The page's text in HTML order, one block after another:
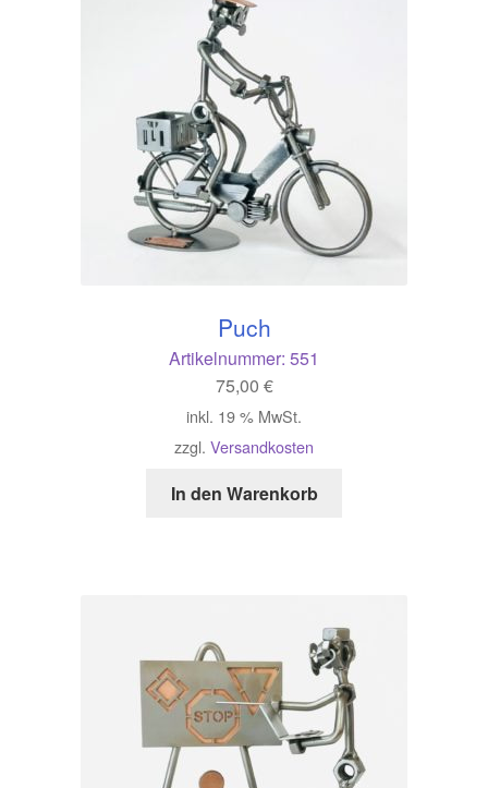
Puch
Artikelnummer: 551
75,00 €
inkl. 19 % MwSt.
zzgl. Versandkosten
In den Warenkorb